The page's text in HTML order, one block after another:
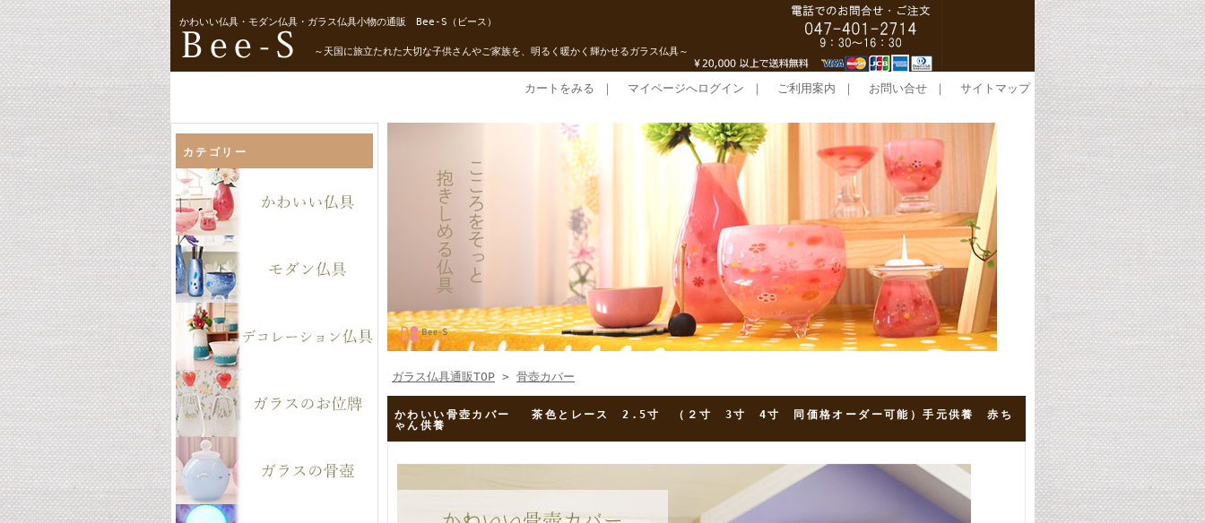
かわいい仏具・モダン仏具・ガラス仏具小物の通販 Bee-S（ビース）
～天国に旅立たれた大切な子供さんやご家族を、明るく暖かく輝かせるガラス仏具～
カートをみる ｜ マイページへログイン ｜ ご利用案内 ｜ お問い合せ ｜ サイトマップ
カテゴリー
ガラス仏具通販TOP > 骨壺カバー
かわいい骨壺カバー 茶色とレース 2.5寸 （２寸 3寸 4寸 同価格オーダー可能）手元供養 赤ち
ゃん供養